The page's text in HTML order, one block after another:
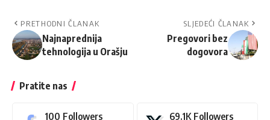
PRETHODNI ČLANAK
Najnaprednija
tehnologija u Orašju
SLJEDEĆI ČLANAK
Pregovori bez
dogovora
Pratite nas
100 Followers 69.1K Followers